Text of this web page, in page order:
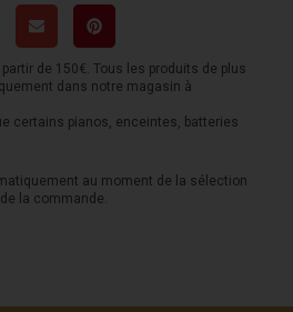
de 150€. Tous les produits de plus
dans notre magasin à
certains pianos, enceintes, batteries
au moment de la sélection
la commande.